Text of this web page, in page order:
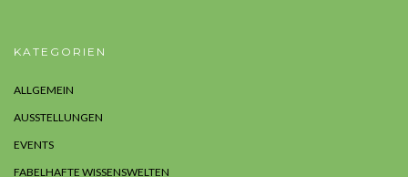
KATEGORIEN
ALLGEMEIN
AUSSTELLUNGEN
EVENTS
FABELHAFTE WISSENSWELTEN